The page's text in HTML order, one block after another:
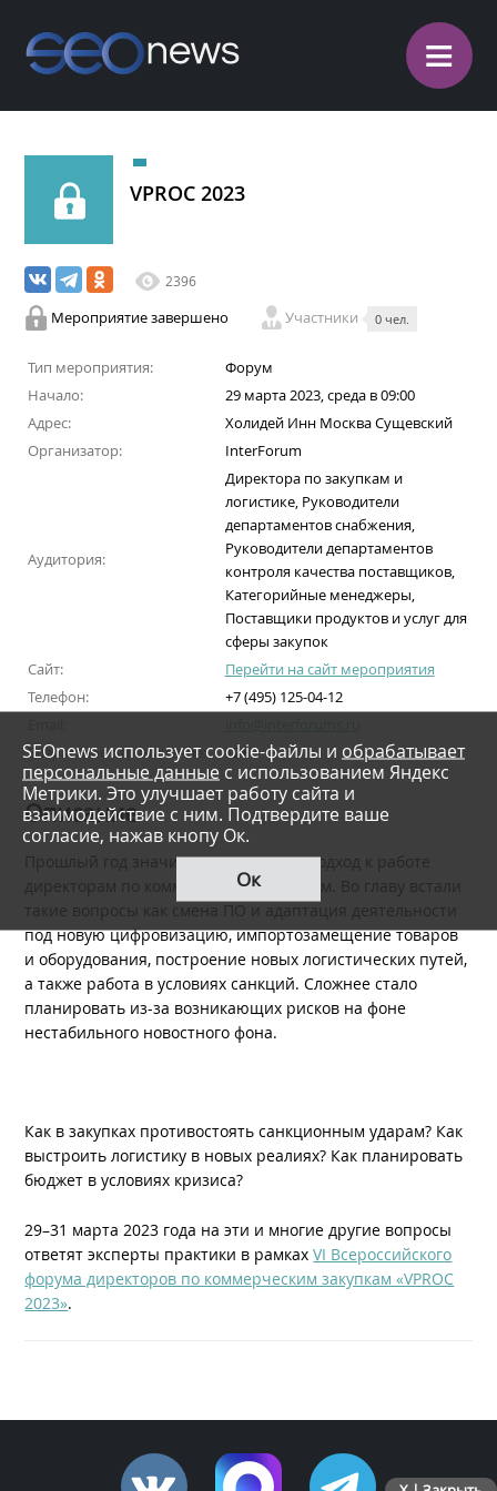
≡
VPROC 2023
2396
Мероприятие завершено Участники 0 чел.
Тип мероприятия:
Форум
Начало:
29 марта 2023, среда в 09:00
Адрес:
Холидей Инн Москва Сущевский
Организатор:
InterForum
Аудитория:
Директора по закупкам и
логистике, Руководители
департаментов снабжения,
Руководители департаментов
контроля качества поставщиков,
Категорийные менеджеры,
Поставщики продуктов и услуг для
сферы закупок
Сайт:
Перейти на сайт мероприятия
Телефон:
+7 (495) 125-04-12
Возрастное ограничение:
12+
Описание
Прошлый год значительно изменил подход к работе
директорам по коммерческим закупкам. Во главу встали
такие вопросы как смена ПО и адаптация деятельности
под новую цифровизацию, импортозамещение товаров
и оборудования, построение новых логистических путей,
а также работа в условиях санкций. Сложнее стало
планировать из-за возникающих рисков на фоне
нестабильного новостного фона.
Как в закупках противостоять санкционным ударам? Как
выстроить логистику в новых реалиях? Как планировать
бюджет в условиях кризиса?
29–31 марта 2023 года на эти и многие другие вопросы
ответят эксперты практики в рамкахVI Всероссийского
форума директоров по коммерческим закупкам «VPROC
2023».
SEOnews использует cookie-файлы и обрабатывает
персональные данные с использованием Яндекс
Метрики. Это улучшает работу сайта и
взаимодействие с ним. Подтвердите ваше
согласие, нажав кнопу Ок.
Ок